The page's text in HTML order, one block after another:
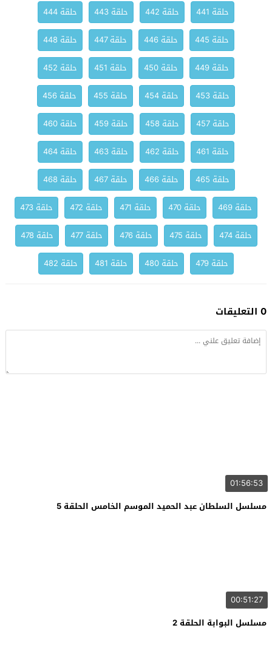
حلقة 441 حلقة 442 حلقة 443
حلقة 444
حلقة 445
حلقة 446 حلقة 447
حلقة 448
حلقة 449
حلقة 450 حلقة 451
حلقة 452
حلقة 453
حلقة 454 حلقة 455
حلقة 456
حلقة 457
حلقة 458 حلقة 459
حلقة 460
حلقة 461
حلقة 462 حلقة 463
حلقة 464
حلقة 465
حلقة 466 حلقة 467
حلقة 468
حلقة 469
حلقة 470 حلقة 471 حلقة 472
حلقة 473
حلقة 474
حلقة 475 حلقة 476 حلقة 477
حلقة 478
حلقة 479
حلقة 480 حلقة 481 حلقة 482
0 التعليقات
01:56:53
مسلسل السلطان عبد الحميد الموسم الخامس الحلقة 5
00:51:27
مسلسل البوابة الحلقة 2